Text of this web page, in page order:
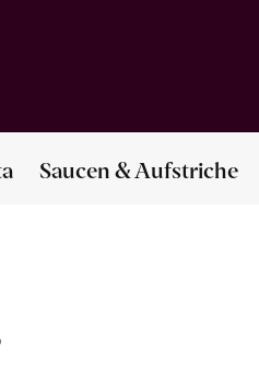
Saucen & Aufstriche